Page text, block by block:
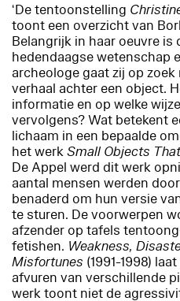
‘De tentoonstelling
toont een overzicht van
Belangrijk in haar oeuvre is
hedendaagse wetenschap
archeologe gaat zij op
verhaal achter een object.
informatie en op welke
vervolgens? Wat betekent
lichaam in een bepaalde
het werkSmall Objects
De Appel werd dit werk
aantal mensen werden
benaderd om hun versie
te sturen. De voorwerpen
afzender op tafels
fetishen. Weakness,
Misfortunes (1991-1998)
afvuren van verschillende
werk toont niet de